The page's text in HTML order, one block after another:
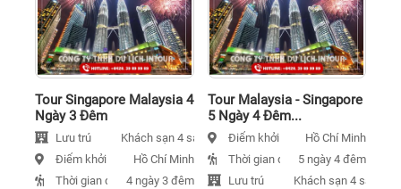
Tour Singapore Malaysia 4
Ngày 3 Đêm
Lưu trú
Khách sạn 4 sao
Điểm khởi hành Hồ Chí Minh
Thời gian đi
4 ngày 3 đêm
Tour Malaysia - Singapore
5 Ngày 4 Đêm...
Điểm khởi hànhHồ Chí Minh
Thời gian đi
5 ngày 4 đêm
Lưu trú
Khách sạn 4 sao